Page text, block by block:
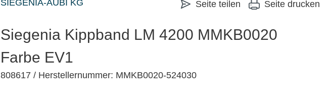
SIEGENIA-AUBI KG Seite teilen Seite drucken
Siegenia Kippband LM 4200 MMKB0020
Farbe EV1
808617 / Herstellernummer: MMKB0020-524030